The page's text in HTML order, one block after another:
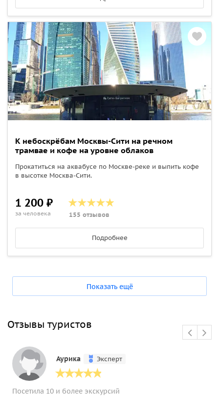
К небоскрёбам Москвы-Сити на речном
трамвае и кофе на уровне облаков
Прокатиться на аквабусе по Москве-реке и выпить кофе
в высотке Москва-Сити.
1 200 ₽
за человека 155 отзывов
Подробнее
Показать ещё
Отзывы туристов
Аурика Эксперт
Посетила 10 и более экскурсий